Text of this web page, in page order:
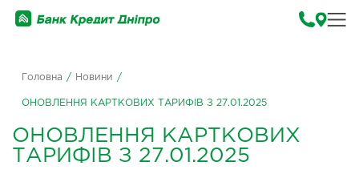
Головна / Новини /
ОНОВЛЕННЯ КАРТКОВИХ ТАРИФІВ З 27.01.2025
ОНОВЛЕННЯ КАРТКОВИХ
ТАРИФІВ З 27.01.2025